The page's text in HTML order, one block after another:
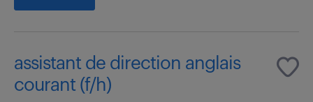
assistant de direction anglais
courant (f/h)